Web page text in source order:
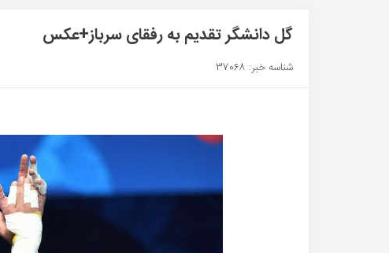
گل دانشگر تقدیم به رفقای سرباز+عکس
شناسه خبر: 37068